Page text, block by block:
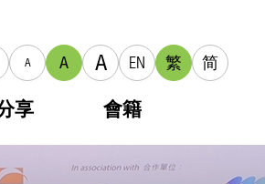
A A A EN 繁 简
享 會籍